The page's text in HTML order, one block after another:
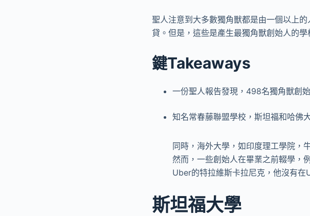
聖人注意到大多數獨角獸都是由一個以上
貸。但是，這些是產生最獨角獸創始人的學
鍵Takeaways
一份聖人報告發現，498名獨角獸創
知名常春藤聯盟學校，斯坦福和哈佛
同時，海外大學，如印度理工學院，
然而，一些創始人在畢業之前輟學
Uber的特拉維斯卡拉尼克，他沒有在
斯坦福大學